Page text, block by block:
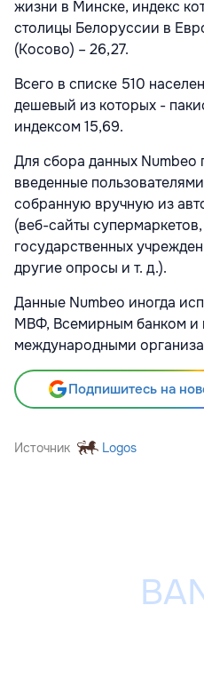
жизни в Минске, индекс
столицы Белоруссии в
(Косово) – 26,27.
Всего в списке 510
дешевый из которых -
индексом 15,69.
Для сбора данных Numbeo
введенные
собранную вручную из
(веб-сайты
государственных
другие опросы и т. д.).
Данные Numbeo иногда
МВФ, Всемирным банком и
международными
Подпишитесь на
Источник Logos